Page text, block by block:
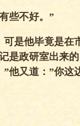
些不好。”
是他毕竟是在
是政研室出来
他又道：”你这